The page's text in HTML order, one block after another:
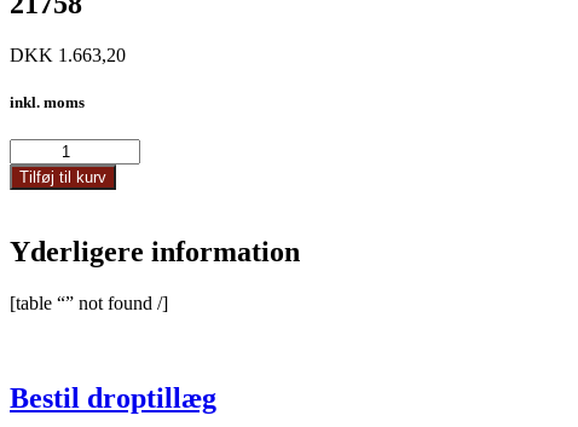
DKK 1.663,20
inkl. moms
antal
Tilføj til kurv
Yderligere information
[table “” not found /]
Bestil droptillæg